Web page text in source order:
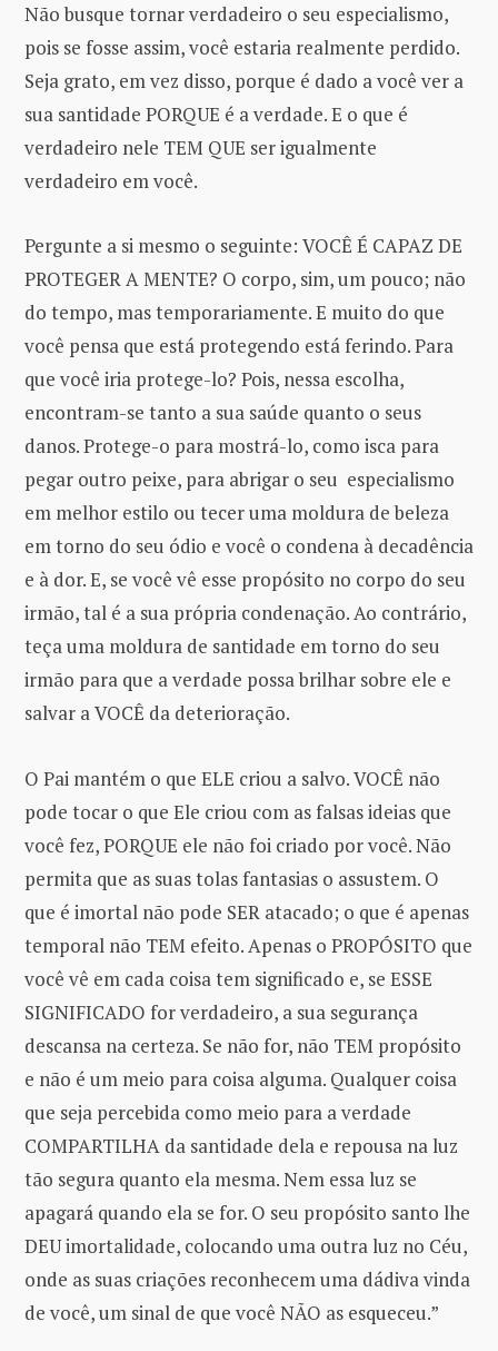
Não busque tornar verdadeiro o seu especialismo,
pois se fosse assim, você estaria realmente perdido.
Seja grato, em vez disso, porque é dado a você ver a
sua santidade PORQUE é a verdade. E o que é
verdadeiro nele TEM QUE ser igualmente
verdadeiro em você.
Pergunte a si mesmo o seguinte: VOCÊ É CAPAZ DE
PROTEGER A MENTE? O corpo, sim, um pouco; não
do tempo, mas temporariamente. E muito do que
você pensa que está protegendo está ferindo. Para
que você iria protege-lo? Pois, nessa escolha,
encontram-se tanto a sua saúde quanto o seus
danos. Protege-o para mostrá-lo, como isca para
pegar outro peixe, para abrigar o seu especialismo
em melhor estilo ou tecer uma moldura de beleza
em torno do seu ódio e você o condena à decadência
e à dor. E, se você vê esse propósito no corpo do seu
irmão, tal é a sua própria condenação. Ao contrário,
teça uma moldura de santidade em torno do seu
irmão para que a verdade possa brilhar sobre ele e
salvar a VOCÊ da deterioração.
O Pai mantém o que ELE criou a salvo. VOCÊ não
pode tocar o que Ele criou com as falsas ideias que
você fez, PORQUE ele não foi criado por você. Não
permita que as suas tolas fantasias o assustem. O
que é imortal não pode SER atacado; o que é apenas
temporal não TEM efeito. Apenas o PROPÓSITO que
você vê em cada coisa tem significado e, se ESSE
SIGNIFICADO for verdadeiro, a sua segurança
descansa na certeza. Se não for, não TEM propósito
e não é um meio para coisa alguma. Qualquer coisa
que seja percebida como meio para a verdade
COMPARTILHA da santidade dela e repousa na luz
tão segura quanto ela mesma. Nem essa luz se
apagará quando ela se for. O seu propósito santo lhe
DEU imortalidade, colocando uma outra luz no Céu,
onde as suas criações reconhecem uma dádiva vinda
de você, um sinal de que você NÃO as esqueceu.”